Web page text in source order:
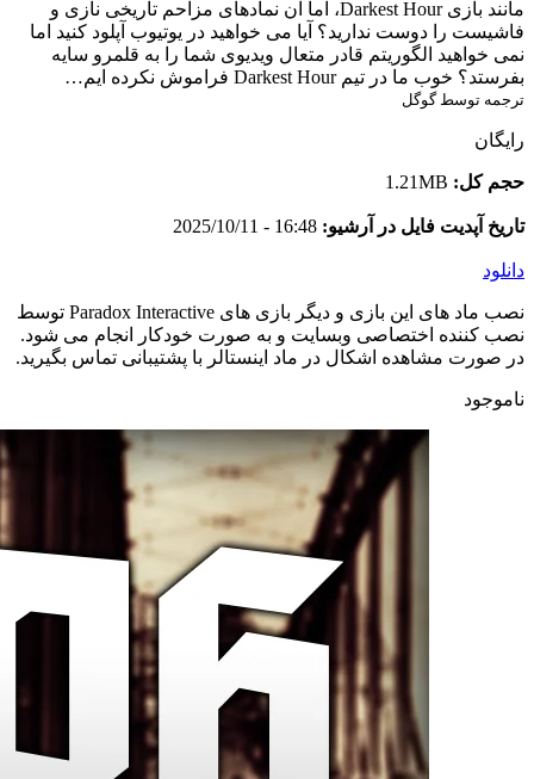
مانند بازی Darkest Hour، اما آن نمادهای مزاحم تاریخی نازی و
فاشیست را دوست ندارید؟ آیا می خواهید در یوتیوب آپلود کنید اما
نمی خواهید الگوریتم قادر متعال ویدیوی شما را به قلمرو سایه
بفرستد؟ خوب ما در تیم Darkest Hour فراموش نکرده ایم…
ترجمه توسط گوگل
رایگان
حجم کل: 1.21MB
تاریخ آپدیت فایل در آرشیو: 16:48 - 2025/10/11
دانلود
نصب ماد های این بازی و دیگر بازی های Paradox Interactive توسط
نصب کننده اختصاصی وبسایت و به صورت خودکار انجام می شود.
در صورت مشاهده اشکال در ماد اینستالر با پشتیبانی تماس بگیرید.
ناموجود